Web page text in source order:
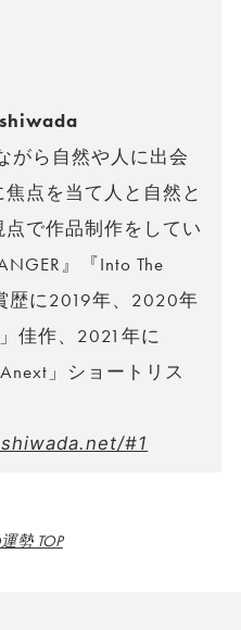
がら自然や人に出会
点を当て人と自然と
で作品制作をしてい
』『Into The
歴に2019年、2020年
佳作、2021年に
」ショートリス
#1
勢 TOP